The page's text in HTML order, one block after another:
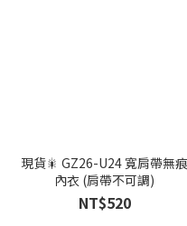
現貨🎇 GZ26-U24 寬肩帶無痕
內衣 (肩帶不可調)
NT$520